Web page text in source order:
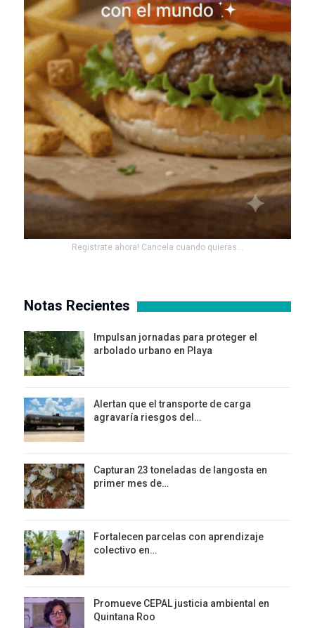
Registrate ahora! Cancela cuando quieras...
Notas Recientes
Impulsan jornadas para proteger el
arbolado urbano en Playa
Alertan que el transporte de carga
agravaría riesgos del…
Capturan 23 toneladas de langosta en
primer mes de…
Fortalecen parcelas con aprendizaje
colectivo en…
Promueve CEPAL justicia ambiental en
Quintana Roo